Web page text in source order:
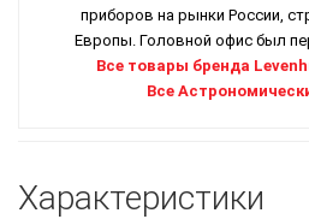
приборов на рынки России,
Европы. Головной офис был
Все товары бренда
Все
Характеристики